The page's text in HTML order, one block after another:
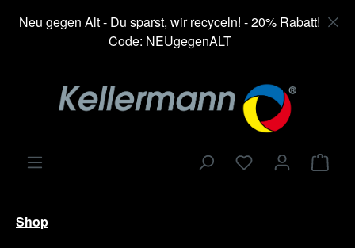
springen
Neu gegen Alt - Du sparst, wir recyceln! - 20% Rabatt!
Code: NEUgegenALT
Shop